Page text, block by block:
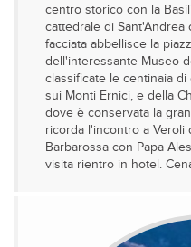
centro storico con la
cattedrale di
facciata abbellisce la
dell'interessante Museo
classificate le centinaia
sui Monti Ernici, e della
dove è conservata la
ricorda l'incontro a Veroli
Barbarossa con Papa
visita rientro in hotel.